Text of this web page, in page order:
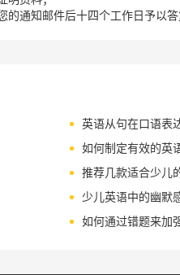
的通知邮件后十四个工作日予以答
英语从句在口语表
如何制定有效的英
推荐几款适合少儿
少儿英语中的幽默
如何通过错题来加